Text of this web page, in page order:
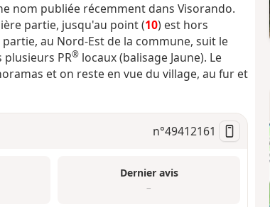
nom publiée récemment dans Visorando.
partie, jusqu'au point (10) est hors
au Nord-Est de la commune, suit le
PR®locaux (balisage Jaune). Le
et on reste en vue du village, au fur et
n°49412161
Dernier avis
–